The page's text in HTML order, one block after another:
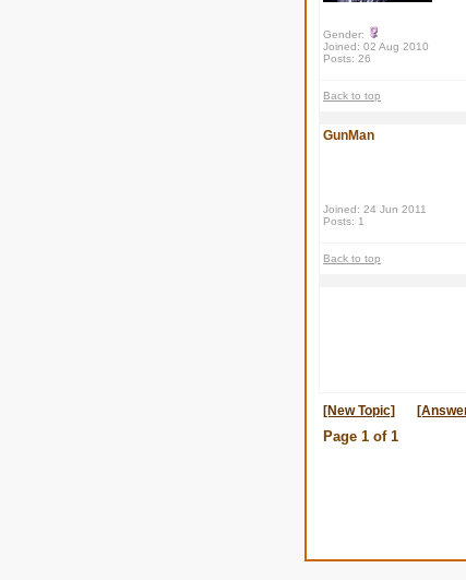
Gender:
Joined: 02 Aug 2010
Posts: 26
Back to top
GunMan
Joined: 24 Jun 2011
Posts: 1
Back to top
[New Topic]
Page 1 of 1